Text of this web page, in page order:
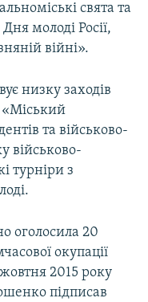
свята та
молоді Росії,
війні».
низку заходів
«Міський
та військово-
військово-
турніри з
оголосила 20
окупації
2015 року
підписав